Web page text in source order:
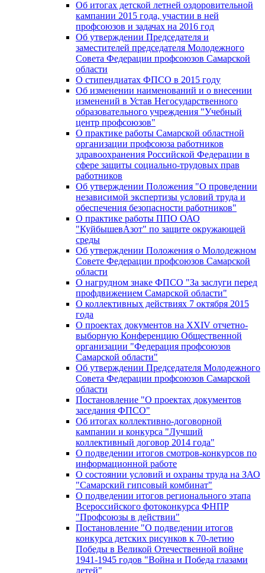
Об итогах детской летней оздоровительной
кампании 2015 года, участии в ней
профсоюзов и задачах на 2016 год
Об утверждении Председателя и
заместителей председателя Молодежного
Совета Федерации профсоюзов Самарской
области
О стипендиатах ФПСО в 2015 году
Об изменении наименований и о внесении
изменений в Устав Негосударственного
образовательного учреждения "Учебный
центр профсоюзов"
О практике работы Самарской областной
организации профсоюза работников
здравоохранения Российской Федерации в
сфере защиты социально-трудовых прав
работников
Об утверждении Положения "О проведении
независимой экспертизы условий труда и
обеспечения безопасности работников"
О практике работы ППО ОАО
"КуйбышевАзот" по защите окружающей
среды
Об утверждении Положения о Молодежном
Совете Федерации профсоюзов Самарской
области
О нагрудном знаке ФПСО "За заслуги перед
профдвижением Самарской области"
О коллективных действиях 7 октября 2015
года
О проектах документов на XXIV отчетно-
выборную Конференцию Общественной
организации "Федерация профсоюзов
Самарской области"
Об утверждении Председателя Молодежного
Совета Федерации профсоюзов Самарской
области
Постановление "О проектах документов
заседания ФПСО"
Об итогах коллективно-договорной
кампании и конкурса "Лучший
коллективный договор 2014 года"
О подведении итогов смотров-конкурсов по
информационной работе
О состоянии условий и охраны труда на ЗАО
"Самарский гипсовый комбинат"
О подведении итогов регионального этапа
Всероссийского фотоконкурса ФНПР
"Профсоюзы в действии"
Постановление "О подведении итогов
конкурса детских рисунков к 70-летию
Победы в Великой Отечественной войне
1941-1945 годов "Война и Победа глазами
детей"